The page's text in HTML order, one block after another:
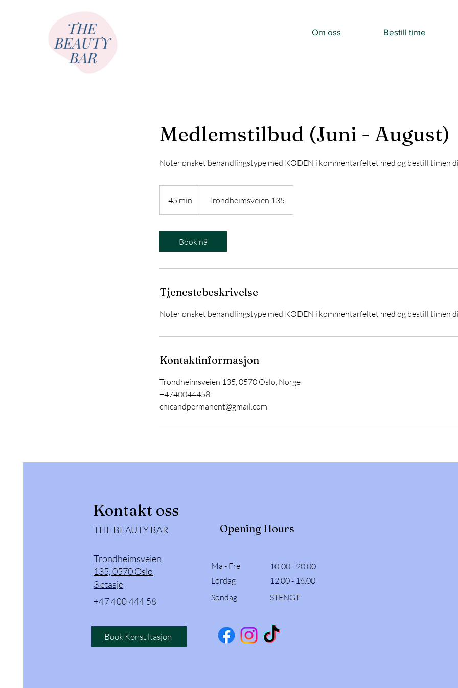
Om oss Bestill time
Medlemstilbud (Juni - August)
Noter ønsket behandlingstype med KODEN i kommentarfeltet med og bestill timen
45 min
5
i
n
Trondheimsveien 135
Book nå
Tjenestebeskrivelse
Noter ønsket behandlingstype med KODEN i kommentarfeltet med og bestill timen
Kontaktinformasjon
Trondheimsveien 135, 0570 Oslo, Norge
+4740044458
chicandpermanent@gmail.com
Kontakt oss
THE BEAUTY BAR Opening Hours
Trondheimsveien
135, 0570 Oslo
3 etasje
+47 400 444 58
Book Konsultasjon
Ma - Fre
10:00 - 20.00
Lørdag
12.00 - 16.00
Søndag
STENGT